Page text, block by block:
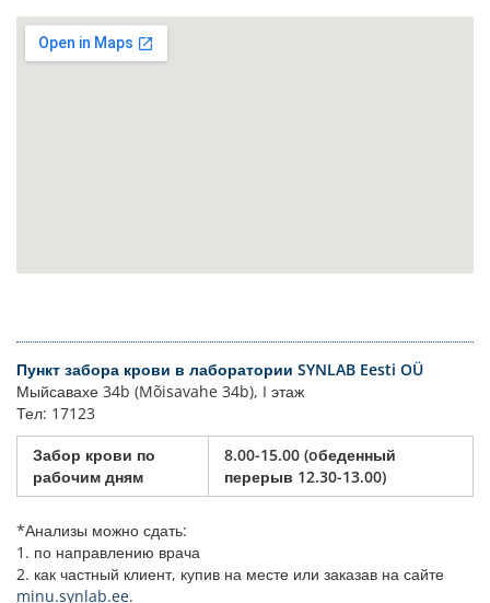
Пункт забора крови в лаборатории SYNLAB Eesti OÜ
Мыйсавахе 34b (Mõisavahe 34b), I этаж
Тел: 17123
Забор крови по
рабочим дням
8.00-15.00 (oбеденный
перерыв 12.30-13.00)
*Анализы можно сдать:
1. по направлению врача
2. как частный клиент, купив на месте или заказав на сайте
minu.synlab.ee.